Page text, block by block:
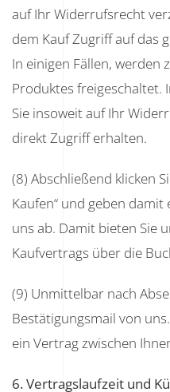
auf Ihr Widerrufsrecht
dem Kauf Zugriff auf das
In einigen Fällen, werden
Produktes freigeschaltet.
Sie insoweit auf Ihr
direkt Zugriff erhalten.
(8) Abschließend klicken
Kaufen“ und geben
uns ab. Damit bieten Sie
Kaufvertrags über die
(9) Unmittelbar nach
Bestätigungsmail von
ein Vertrag zwischen
6. Vertragslaufzeit und